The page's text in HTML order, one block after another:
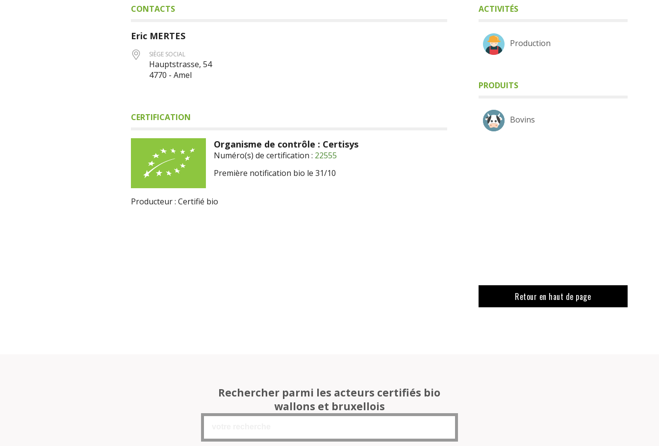
CONTACTS
Eric MERTES
SIÈGE SOCIAL
Hauptstrasse, 54
4770 - Amel
CERTIFICATION
Organisme de contrôle : Certisys
Numéro(s) de certification : 22555
Première notification bio le 31/10
Producteur : Certifié bio
ACTIVITÉS
Production
PRODUITS
Bovins
Retour en haut de page
Rechercher parmi les acteurs certifiés bio
wallons et bruxellois